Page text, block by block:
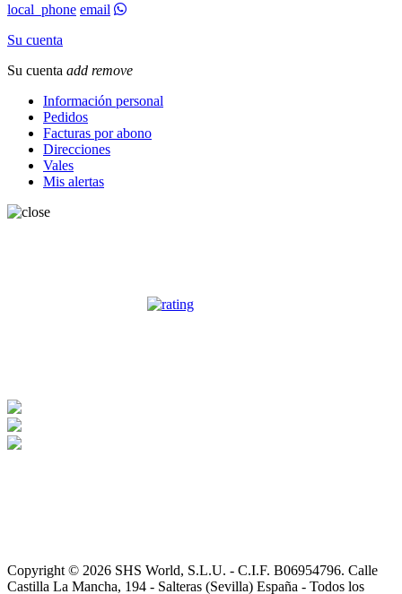
local_phone email
Su cuenta
Su cuenta add remove
Información personal
Pedidos
Facturas por abono
Direcciones
Vales
Mis alertas
OPINIONES CLIENTES
Copyright © 2026 SHS World, S.L.U. - C.I.F. B06954796. Calle
Castilla La Mancha, 194 - Salteras (Sevilla) España - Todos los